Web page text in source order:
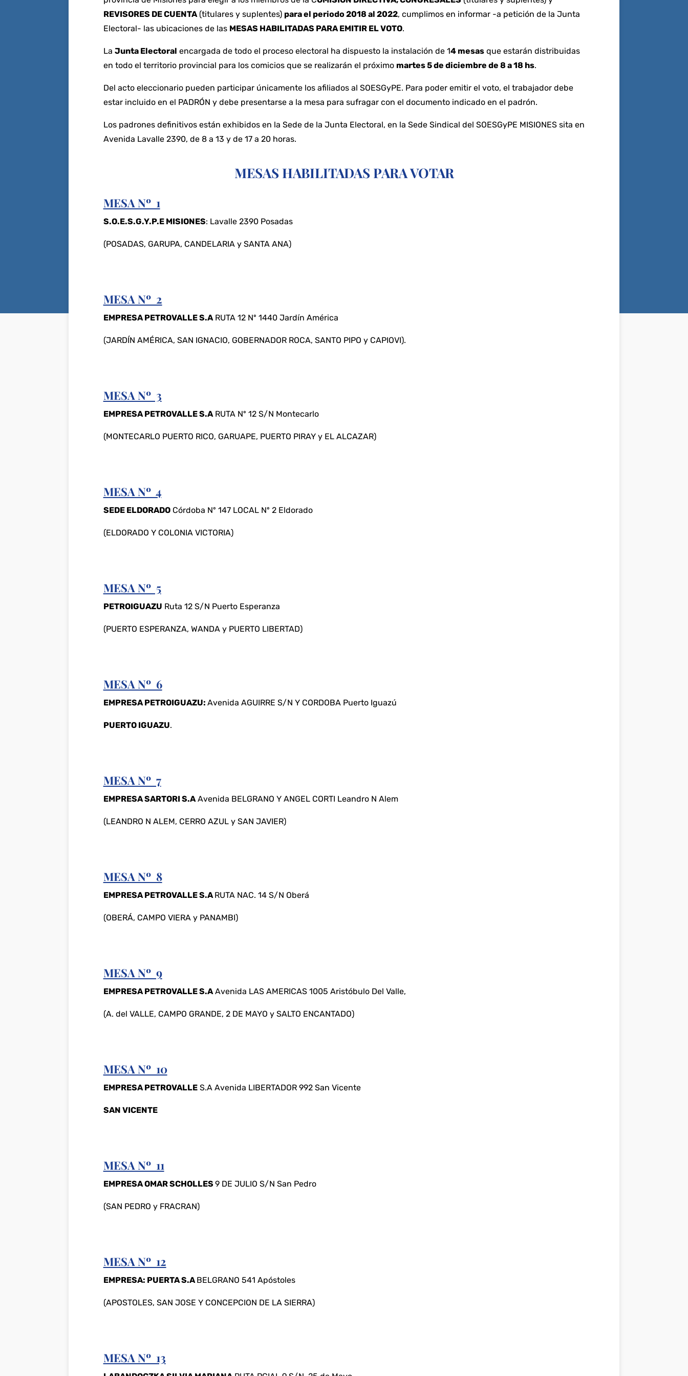
o
k
p m
REVISORES DE CUENTA(titulares y suplentes) para el periodo 2018 al 2022, cumplimos en informar -a petición de la Junta
Electoral- las ubicaciones de las MESAS HABILITADAS PARA EMITIR EL VOTO.
La Junta Electoral encargada de todo el proceso electoral ha dispuesto la instalación de 14 mesasque estarán distribuidas
en todo el territorio provincial para los comicios que se realizarán el próximo martes 5 de diciembre de 8 a 18 hs.
Del acto eleccionario pueden participar únicamente los afiliados al SOESGyPE. Para poder emitir el voto, el trabajador debe
estar incluido en el PADRÓN y debe presentarse a la mesa para sufragar con el documento indicado en el padrón.
Los padrones definitivos están exhibidos en la Sede de la Junta Electoral, en la Sede Sindical del SOESGyPE MISIONES sita en
Avenida Lavalle 2390, de 8 a 13 y de 17 a 20 horas.
MESAS HABILITADAS PARA VOTAR
MESA Nº 1
S.O.E.S.G.Y.P.E MISIONES: Lavalle 2390 Posadas
(POSADAS, GARUPA, CANDELARIA y SANTA ANA)
MESA Nº 2
EMPRESA PETROVALLE S.ARUTA 12 Nº 1440 Jardín América
(JARDÍN AMÉRICA, SAN IGNACIO, GOBERNADOR ROCA, SANTO PIPO y CAPIOVI).
MESA Nº 3
EMPRESA PETROVALLE S.ARUTA Nº 12 S/N Montecarlo
(MONTECARLO PUERTO RICO, GARUAPE, PUERTO PIRAY y EL ALCAZAR)
MESA Nº 4
SEDE ELDORADOCórdoba Nº 147 LOCAL Nº 2 Eldorado
(ELDORADO Y COLONIA VICTORIA)
MESA Nº 5
PETROIGUAZU Ruta 12 S/N Puerto Esperanza
(PUERTO ESPERANZA, WANDA y PUERTO LIBERTAD)
MESA Nº 6
EMPRESA PETROIGUAZU: Avenida AGUIRRE S/N Y CORDOBA Puerto Iguazú
PUERTO IGUAZU.
MESA Nº 7
EMPRESA SARTORI S.AAvenida BELGRANO Y ANGEL CORTI Leandro N Alem
(LEANDRO N ALEM, CERRO AZUL y SAN JAVIER)
MESA Nº 8
EMPRESA PETROVALLE S.ARUTA NAC. 14 S/N Oberá
(OBERÁ, CAMPO VIERA y PANAMBI)
MESA Nº 9
EMPRESA PETROVALLE S.AAvenida LAS AMERICAS 1005 Aristóbulo Del Valle,
(A. del VALLE, CAMPO GRANDE, 2 DE MAYO y SALTO ENCANTADO)
MESA Nº 10
EMPRESA PETROVALLES.A Avenida LIBERTADOR 992 San Vicente
SAN VICENTE
MESA Nº 11
EMPRESA OMAR SCHOLLES 9 DE JULIO S/N San Pedro
(SAN PEDRO y FRACRAN)
MESA Nº 12
EMPRESA­­: PUERTA S.ABELGRANO 541 Apóstoles
(APOSTOLES, SAN JOSE Y CONCEPCION DE LA SIERRA)
MESA Nº 13